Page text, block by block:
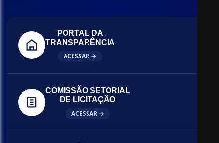
PORTAL DA
TRANSPARÊNCIA
ACESSAR →
COMISSÃO SETORIAL
DE LICITAÇÃO
ACESSAR →